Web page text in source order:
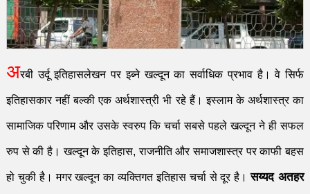
अरबी उर्दू इतिहासलेखन पर इब्ने खल्दून का सर्वाधिक प्रभाव है। वे सिर्फ
इतिहासकार नहीं बल्की एक अर्थशास्त्री भी रहे हैं। इस्लाम के अर्थशास्त्र का
सामाजिक परिणाम और उसके स्वरुप कि चर्चा सबसे पहले खल्दून ने ही सफल
रुप से की है। खल्दून के इतिहास,राजनीति और समाजशास्त्र पर काफी बहस
हो चुकी है। मगर खल्दून का व्यक्तिगत इतिहास चर्चा से दूर है।सय्यद अतहर